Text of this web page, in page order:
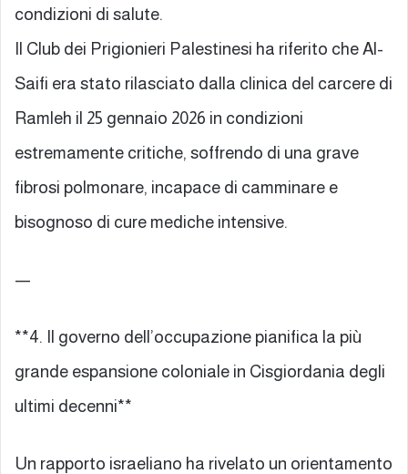
condizioni di salute.
Il Club dei Prigionieri Palestinesi ha riferito che Al-
Saifi era stato rilasciato dalla clinica del carcere di
Ramleh il 25 gennaio 2026 in condizioni
estremamente critiche, soffrendo di una grave
fibrosi polmonare, incapace di camminare e
bisognoso di cure mediche intensive.
—
**4. Il governo dell’occupazione pianifica la più
grande espansione coloniale in Cisgiordania degli
ultimi decenni**
Un rapporto israeliano ha rivelato un orientamento